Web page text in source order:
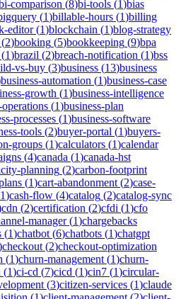
comparison (8)bi-tools (1)bias
(1)billable-hours (1)billing
editor(1)blockchain (1)blog-strategy
(2)booking (5)bookkeeping (9)bpa
(1)brazil (2)breach-notification (1)bss
vs-buy (3)business (13)business
business-automation (1)business-case
growth (1)business-intelligence
(1)business-plan
processes (1)business-software
tools (2)buyer-portal (1)buyers-
groups (1)calculators (1)calendar
(4)canada (1)canada-hst
planning (2)carbon-footprint
(1)cart-abandonment (2)case-
)cash-flow (4)catalog (2)catalog-sync
cdn (2)certification (2)cfdi (1)cfo
manager(1)chargebacks
(1)chatbot (6)chatbots (1)chatgpt
checkout (2)checkout-optimization
(1)churn-management (1)churn-
(1)ci-cd (7)cicd (1)cin7 (1)circular-
(3)citizen-services (1)claude